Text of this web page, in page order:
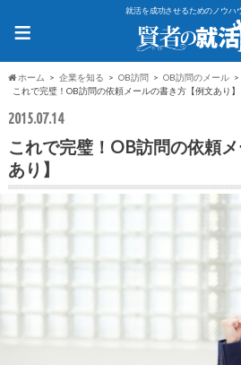
就活を成功させるためのノウハ
≡
ホーム 企業を知る OB訪問
OB訪問のメール
これで完璧！OB訪問の依頼メールの書き方【例文あり】
2015.07.14
これで完璧！OB訪問の依頼
あり】